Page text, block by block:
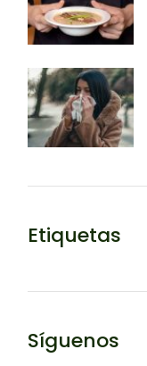
Etiquetas
Síguenos